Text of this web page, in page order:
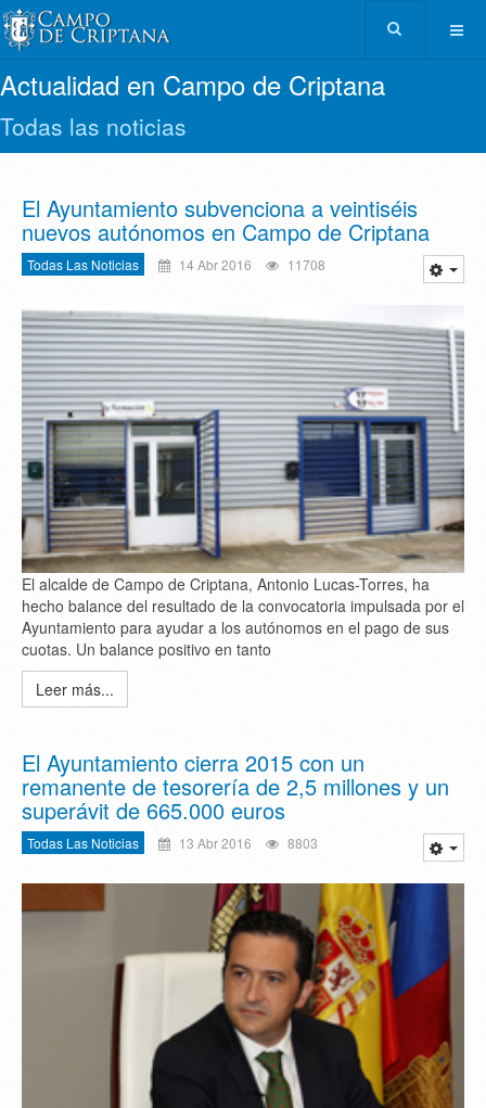
Actualidad en Campo de Criptana
Todas las noticias
El Ayuntamiento subvenciona a veintiséis
nuevos autónomos en Campo de Criptana
Todas Las Noticias 14 Abr 2016 11708
El alcalde de Campo de Criptana, Antonio Lucas-Torres, ha
hecho balance del resultado de la convocatoria impulsada por el
Ayuntamiento para ayudar a los autónomos en el pago de sus
cuotas. Un balance positivo en tanto
Leer más...
El Ayuntamiento cierra 2015 con un
remanente de tesorería de 2,5 millones y un
superávit de 665.000 euros
Todas Las Noticias 13 Abr 2016 8803